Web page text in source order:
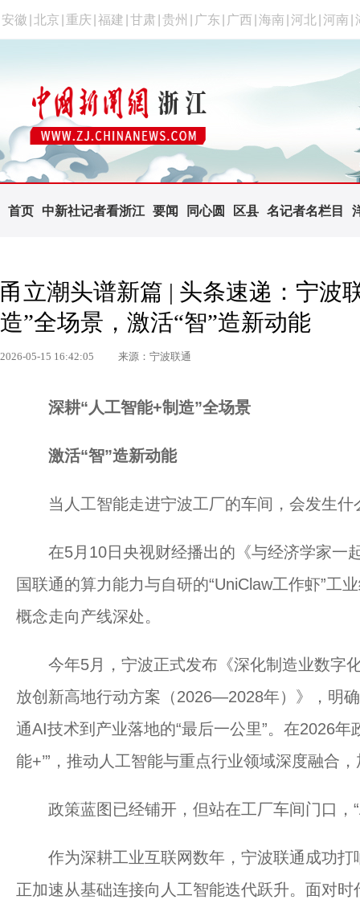
安徽 北京 重庆 福建 甘肃 贵州 广东 广西 海南 河北 河南
首页 中新社记者看浙江 要闻 同心圆 区县 名记者名栏目
甬立潮头谱新篇 | 头条速递：宁波
造”全场景，激活“智”造新动能
2026-05-15 16:42:05 来源：宁波联通
深耕“人工智能+制造”全场景
激活“智”造新动能
当人工智能走进宁波工厂的车间，会发生什
在5月10日央视财经播出的《与经济学家一
国联通的算力能力与自研的“UniClaw工作虾”工
概念走向产线深处。
今年5月，宁波正式发布《深化制造业数字化
放创新高地行动方案（2026—2028年）》，明
通AI技术到产业落地的“最后一公里”。在2026年
能+’”，推动人工智能与重点行业领域深度融合
政策蓝图已经铺开，但站在工厂车间门口，
作为深耕工业互联网数年，宁波联通成功打
正加速从基础连接向人工智能迭代跃升。面对